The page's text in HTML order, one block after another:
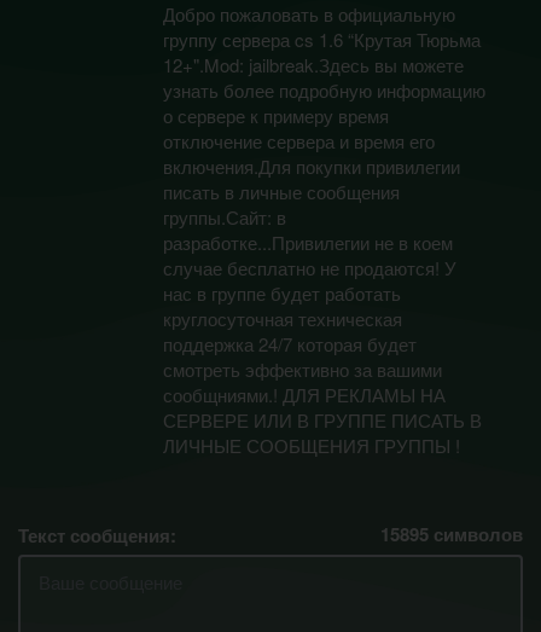
Добро пожаловать в официальную
группу сервера cs 1.6 “Крутая Тюрьма
12+".Mod: jailbreak.Здесь вы можете
узнать более подробную информацию
о сервере к примеру время
отключение сервера и время его
включения.Для покупки привилегии
писать в личные сообщения
группы.Сайт: в
разработке...Привилегии не в коем
случае бесплатно не продаются! У
нас в группе будет работать
круглосуточная техническая
поддержка 24/7 которая будет
смотреть эффективно за вашими
сообщниями.! ДЛЯ РЕКЛАМЫ НА
СЕРВЕРЕ ИЛИ В ГРУППЕ ПИСАТЬ В
ЛИЧНЫЕ СООБЩЕНИЯ ГРУППЫ !
Текст сообщения: 15895 символов